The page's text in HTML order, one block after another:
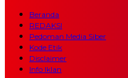
Beranda
REDAKSI
Pedoman Media Siber
Kode Etik
Disclaimer
Info Iklan